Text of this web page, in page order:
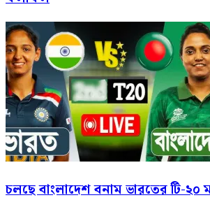
চলছে বাংলাদেশ বনাম ভারতের টি-২০